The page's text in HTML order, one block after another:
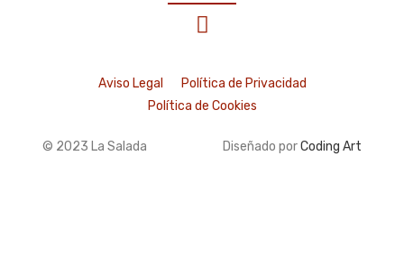
Aviso Legal
Política de Privacidad
Política de Cookies
© 2023 La Salada Diseñado porCoding Art